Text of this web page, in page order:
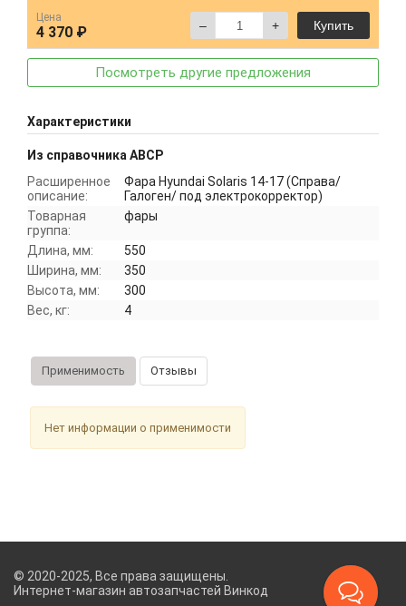
Цена
4 370 ₽ – + Купить
Посмотреть другие предложения
Характеристики
Из справочника ABCP
Расширенное
описание:
Фара Hyundai Solaris 14-17 (Справа/
Галоген/ под электрокорректор)
Товарная
группа:
фары
Длина, мм:
550
Ширина, мм:
350
Высота, мм:
300
Вес, кг:
4
Применимость Отзывы
Нет информации о применимости
© 2020-2025, Все права защищены.
Интернет-магазин автозапчастей Винкод